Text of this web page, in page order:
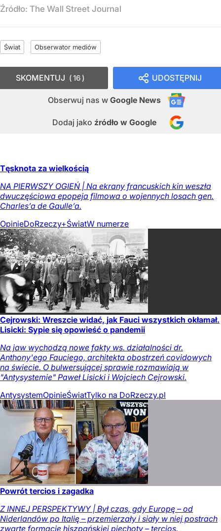
Źródło: The Wall Street Journal
Świat Obserwator mediów
UDOSTĘPNIJ
Obserwuj nas w Google News
Dodaj jako źródło w Google
SKOMENTUJ 16
Tęsknota za wielkością
NA PIERWSZY OGIEŃ | Na ekrany francuskich kin weszła
dwuczęściowa epopeja filmowa o wojennych losach gen.
Charles’a de Gaulle’a.
OpinieDoRzeczy+ŚwiatW numerze
Cejrowski: Wreszcie widać, jak Fauci wszystkich okłamał.
Lisicki: Sypie się opowieść o pandemii
Na jaw wychodzą nowe fakty ws. działalności dr.
Anthony'ego Fauciego, architekta obostrzeń covidowych
na świecie. O bulwersującej sprawie rozmawiają w
"Antysystemie" Paweł Lisicki i Wojciech Cejrowski.
AntysystemOpinieŚwiatTylko na DoRzeczy.pl
Powrót tercios i zagadka
Z INNEJ PERSPEKTYWY | Był czas, gdy Europę – od
Niderlandów po Italię – przemierzały i siały w niej postrach
zwarte formacje hiszpańskiej piechoty – tercios.